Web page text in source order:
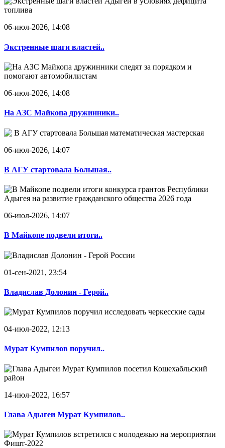
06-июл-2026, 14:08
Экстренные шаги властей..
06-июл-2026, 14:08
На АЗС Майкопа дружинники..
06-июл-2026, 14:07
В АГУ стартовала Большая..
06-июл-2026, 14:07
В Майкопе подвели итоги..
01-сен-2021, 23:54
Владислав Долонин - Герой..
04-июл-2022, 12:13
Мурат Кумпилов поручил..
14-июл-2022, 16:57
Глава Адыгеи Мурат Кумпилов..